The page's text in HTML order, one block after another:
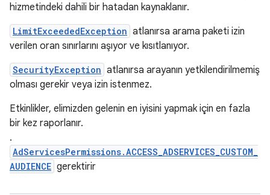
hizmetindeki dahili bir hatadan kaynaklanır.
LimitExceededException atlanırsa arama paketi izin
verilen oran sınırlarını aşıyor ve kısıtlanıyor.
SecurityException atlanırsa arayanın yetkilendirilmemiş
olması gerekir veya izin istenmez.
Etkinlikler, elimizden gelenin en iyisini yapmak için en fazla
bir kez raporlanır.
.
AdServicesPermissions.ACCESS_ADSERVICES_CUSTOM_
AUDIENCE gerektirir